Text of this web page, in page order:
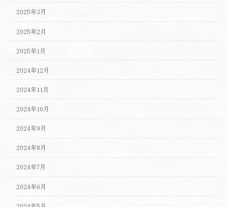
2025年3月
2025年2月
2025年1月
2024年12月
2024年11月
2024年10月
2024年9月
2024年8月
2024年7月
2024年6月